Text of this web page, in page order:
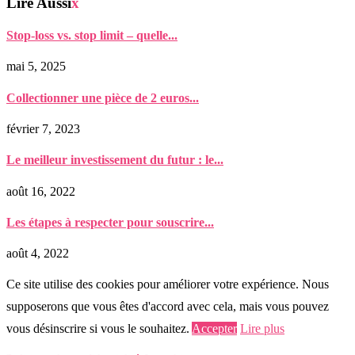
Stop-loss vs. stop limit – quelle...
mai 5, 2025
Collectionner une pièce de 2 euros...
février 7, 2023
Le meilleur investissement du futur : le...
août 16, 2022
Les étapes à respecter pour souscrire...
août 4, 2022
Ce site utilise des cookies pour améliorer votre expérience. Nous
supposerons que vous êtes d'accord avec cela, mais vous pouvez
vous désinscrire si vous le souhaitez. Accepter Lire plus